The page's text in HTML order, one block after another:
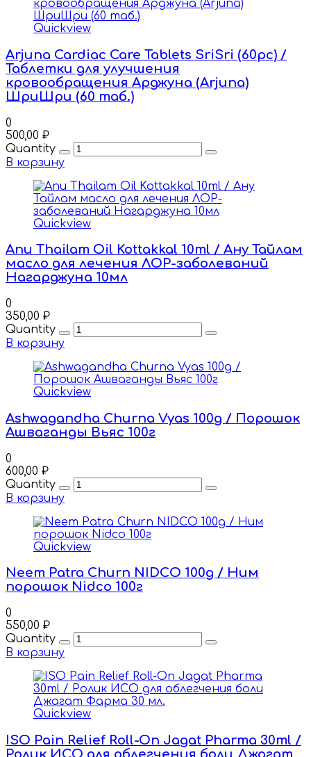
Quickview
Arjuna Cardiac Care Tablets SriSri (60pc) /
Таблетки для улучшения
кровообращения Арджуна (Arjuna)
ШриШри (60 таб.)
0
500,00 ₽
Quantity
В корзину
Quickview
Anu Thailam Oil Kottakkal 10ml / Ану Тайлам
масло для лечения ЛОР-заболеваний
Нагарджуна 10мл
0
350,00 ₽
Quantity
В корзину
Quickview
Ashwagandha Churna Vyas 100g / Порошок
Ашваганды Вьяс 100г
0
600,00 ₽
Quantity
В корзину
Quickview
Neem Patra Churn NIDCO 100g / Ним
порошок Nidco 100г
0
550,00 ₽
Quantity
В корзину
Quickview
ISO Pain Relief Roll-On Jagat Pharma 30ml /
Ролик ИСО для облегчения боли Джагат